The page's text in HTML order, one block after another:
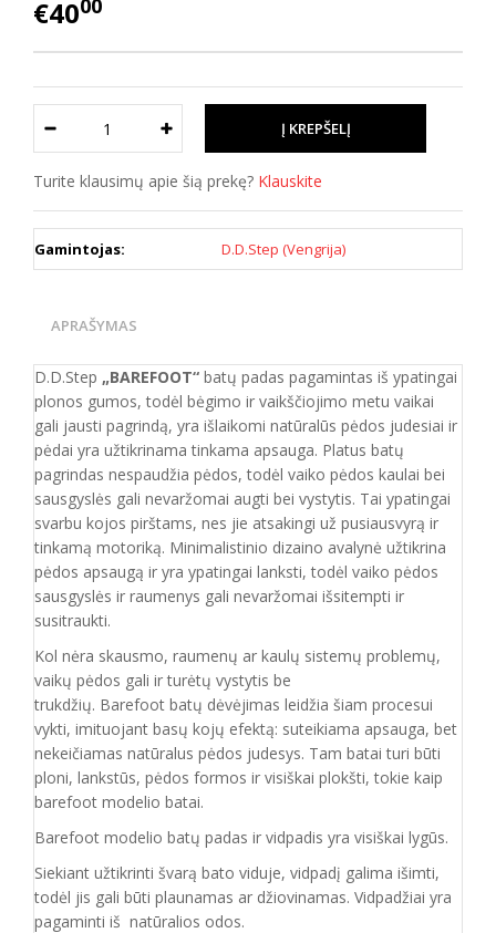
€4000
Turite klausimų apie šią prekę? Klauskite
Gamintojas: D.D.Step (Vengrija)
APRAŠYMAS
D.D.Step „BAREFOOT“ batų padas pagamintas iš ypatingai
plonos gumos, todėl bėgimo ir vaikščiojimo metu vaikai
gali jausti pagrindą, yra išlaikomi natūralūs pėdos judesiai ir
pėdai yra užtikrinama tinkama apsauga. Platus batų
pagrindas nespaudžia pėdos, todėl vaiko pėdos kaulai bei
sausgyslės gali nevaržomai augti bei vystytis. Tai ypatingai
svarbu kojos pirštams, nes jie atsakingi už pusiausvyrą ir
tinkamą motoriką. Minimalistinio dizaino avalynė užtikrina
pėdos apsaugą ir yra ypatingai lanksti, todėl vaiko pėdos
sausgyslės ir raumenys gali nevaržomai išsitempti ir
susitraukti.
Kol nėra skausmo, raumenų ar kaulų sistemų problemų,
vaikų pėdos gali ir turėtų vystytis be
trukdžių. Barefoot batų dėvėjimas leidžia šiam procesui
vykti, imituojant basų kojų efektą: suteikiama apsauga, bet
nekeičiamas natūralus pėdos judesys. Tam batai turi būti
ploni, lankstūs, pėdos formos ir visiškai plokšti, tokie kaip
barefoot modelio batai.
Barefoot modelio batų padas ir vidpadis yra visiškai lygūs.
Siekiant užtikrinti švarą bato viduje, vidpadį galima išimti,
todėl jis gali būti plaunamas ar džiovinamas. Vidpadžiai yra
pagaminti iš natūralios odos.